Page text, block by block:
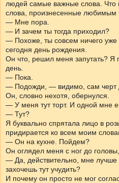
людей самые важные слова. Что
слова, произнесенные любимым
— Мне пора.
— И зачем ты тогда приходил?
— Похоже, ты совсем ничего
сегодня день рождения.
Он что, решил меня запутать? Я
день.
— Пока.
— Подожди, — видимо, сам черт
Он, словно нехотя, обернулся.
— У меня тут торт. И одной мне
— Тут?
Я буквально спрятала лицо в
придирается ко всем моим
— Он на кухне. Пойдем?
Он оглядел меня с ног до
— Да, действительно, мне лучше
захочешь тут учудить?
И почему он просто не мог